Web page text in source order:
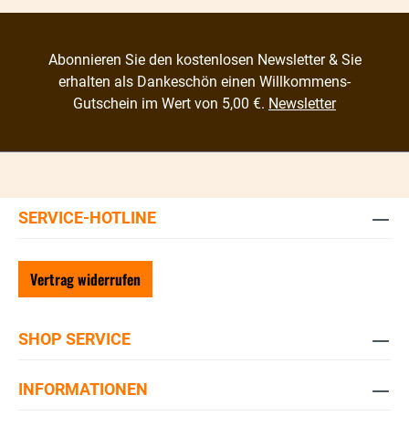
Abonnieren Sie den kostenlosen Newsletter & Sie
erhalten als Dankeschön einen Willkommens-
Gutschein im Wert von 5,00 €. Newsletter
SERVICE-HOTLINE
Vertrag widerrufen
SHOP SERVICE
INFORMATIONEN